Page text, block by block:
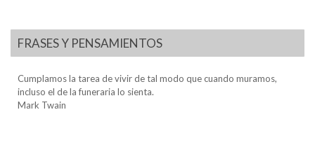
FRASES Y PENSAMIENTOS
Cumplamos la tarea de vivir de tal modo que cuando muramos,
incluso el de la funeraria lo sienta.
Mark Twain